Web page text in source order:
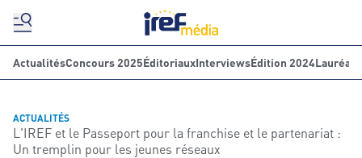
ActualitésConcours 2025ÉditoriauxInterviewsÉdition 2024
ACTUALITÉS
L'IREF et le Passeport pour la franchise et le partenariat :
Un tremplin pour les jeunes réseaux